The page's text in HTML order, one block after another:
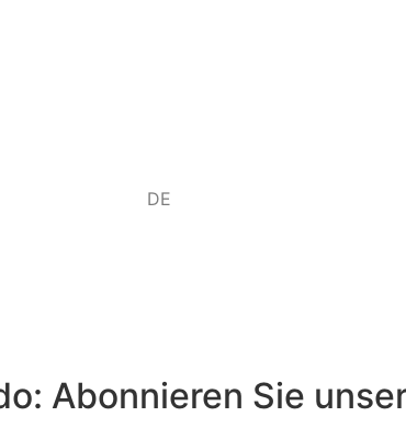
DE
IT
Abonnieren Sie